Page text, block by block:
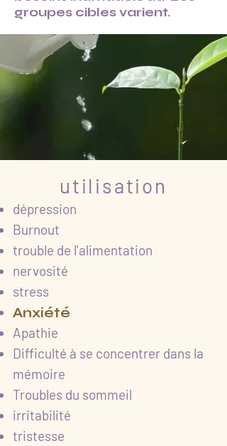
groupes cibles varient.
utilisation
dépression
Burnout
trouble de l'alimentation
nervosité
stress
Anxiété
Apathie
Difficulté à se concentrer dans la
mémoire
Troubles du sommeil
irritabilité
tristesse